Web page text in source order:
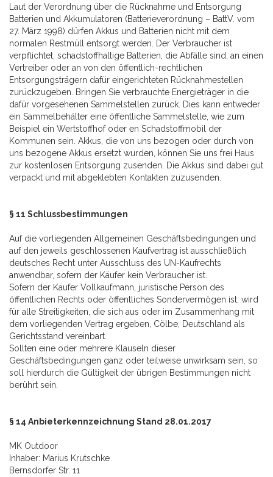
Laut der Verordnung über die Rücknahme und Entsorgung
Batterien und Akkumulatoren (Batterieverordnung – BattV. vom
27. März 1998) dürfen Akkus und Batterien nicht mit dem
normalen Restmüll entsorgt werden. Der Verbraucher ist
verpflichtet, schadstoffhaltige Batterien, die Abfälle sind, an einen
Vertreiber oder an von den öffentlich-rechtlichen
Entsorgungsträgern dafür eingerichteten Rücknahmestellen
zurückzugeben. Bringen Sie verbrauchte Energieträger in die
dafür vorgesehenen Sammelstellen zurück. Dies kann entweder
ein Sammelbehälter eine öffentliche Sammelstelle, wie zum
Beispiel ein Wertstoffhof oder en Schadstoffmobil der
Kommunen sein. Akkus, die von uns bezogen oder durch von
uns bezogene Akkus ersetzt wurden, können Sie uns frei Haus
zur kostenlosen Entsorgung zusenden. Die Akkus sind dabei gut
verpackt und mit abgeklebten Kontakten zuzusenden.
§ 11 Schlussbestimmungen
Auf die vorliegenden Allgemeinen Geschäftsbedingungen und
auf den jeweils geschlossenen Kaufvertrag ist ausschließlich
deutsches Recht unter Ausschluss des UN-Kaufrechts
anwendbar, sofern der Käufer kein Verbraucher ist.
Sofern der Käufer Vollkaufmann, juristische Person des
öffentlichen Rechts oder öffentliches Sondervermögen ist, wird
für alle Streitigkeiten, die sich aus oder im Zusammenhang mit
dem vorliegenden Vertrag ergeben, Cölbe, Deutschland als
Gerichtsstand vereinbart.
Sollten eine oder mehrere Klauseln dieser
Geschäftsbedingungen ganz oder teilweise unwirksam sein, so
soll hierdurch die Gültigkeit der übrigen Bestimmungen nicht
berührt sein.
§ 14 Anbieterkennzeichnung Stand 28.01.2017
MK Outdoor
Inhaber: Marius Krutschke
Bernsdorfer Str. 11